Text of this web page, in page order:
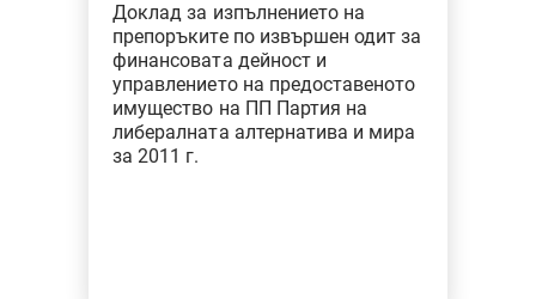
Доклад за изпълнението на
препоръките по извършен одит за
финансовата дейност и
управлението на предоставеното
имущество на ПП Партия на
либералната алтернатива и мира
за 2011 г.